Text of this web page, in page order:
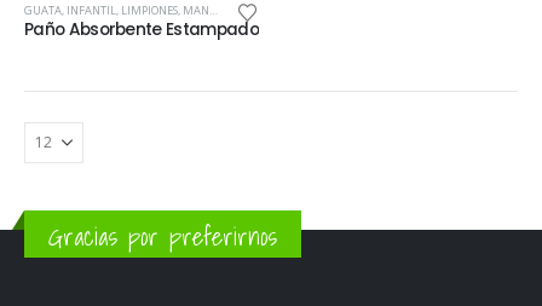
GUATA, INFANTIL, LIMPIONES, MANUALIDADES
Paño Absorbente Estampado
Gracias por preferirnos